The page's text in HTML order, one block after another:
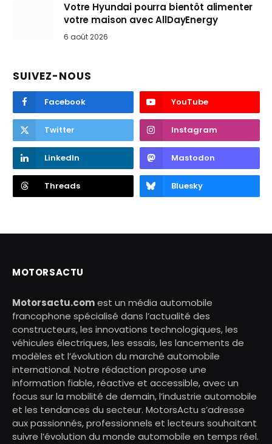
Votre Hyundai pourra bientôt alimenter
votre maison avec AllDayEnergy
6 août 2026
SUIVEZ-NOUS
Facebook YouTube
Twitter Instagram
LinkedIn Mastodon
Threads Bluesky
MOTORSACTU
Motorsactu.comest un média automobile
francophone spécialisé dans l’actualité des
constructeurs, les innovations technologiques, les
véhicules électriques, les essais, les lancements de
modèles et l’évolution du marché automobile
international. Notre rédaction propose une
information fiable, réactive et accessible, avec un
focus sur la mobilité de demain, l’industrie automobile
et les tendances du secteur. MotorsActu s’adresse
aux passionnés, professionnels et lecteurs souhaitant
suivre l’évolution du monde automobile en temps réel.